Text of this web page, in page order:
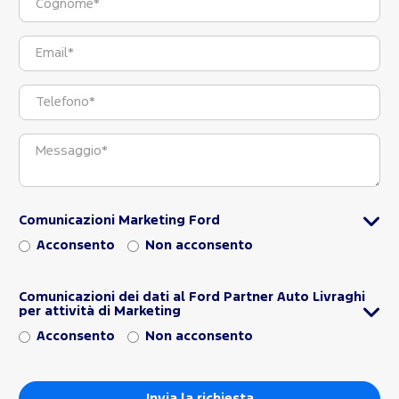
Comunicazioni Marketing Ford
Acconsento Non acconsento
Comunicazioni dei dati al Ford Partner Auto Livraghi
per attività di Marketing
Acconsento Non acconsento